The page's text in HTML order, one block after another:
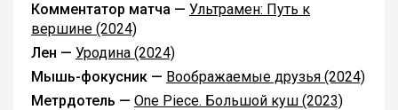
Комментатор матча — Ультрамен: Путь к
вершине (2024)
Лен — Уродина (2024)
Мышь-фокусник — Воображаемые друзья (2024)
Метрдотель — One Piece. Большой куш (2023)